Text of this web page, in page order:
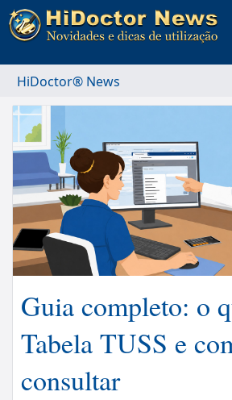
HiDoctor® News
Guia completo: o
Tabela TUSS e
consultar